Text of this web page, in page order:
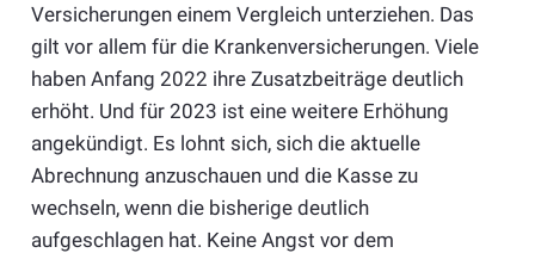
Versicherungen einem Vergleich unterziehen. Das
gilt vor allem für die Krankenversicherungen. Viele
haben Anfang 2022 ihre Zusatzbeiträge deutlich
erhöht. Und für 2023 ist eine weitere Erhöhung
angekündigt. Es lohnt sich, sich die aktuelle
Abrechnung anzuschauen und die Kasse zu
wechseln, wenn die bisherige deutlich
aufgeschlagen hat. Keine Angst vor dem